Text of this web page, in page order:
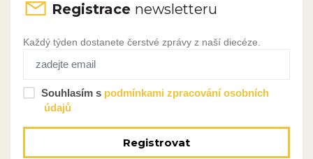
Registrace newsletteru
Každý týden dostanete čerstvé zprávy z naší diecéze.
Souhlasím s podmínkami zpracování osobních
údajů
Registrovat